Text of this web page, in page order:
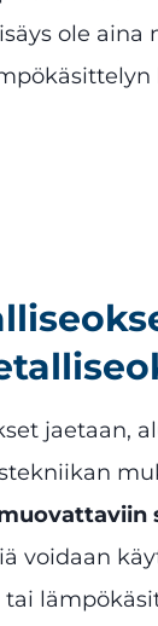
ole aina
jaetaan,
voidaan